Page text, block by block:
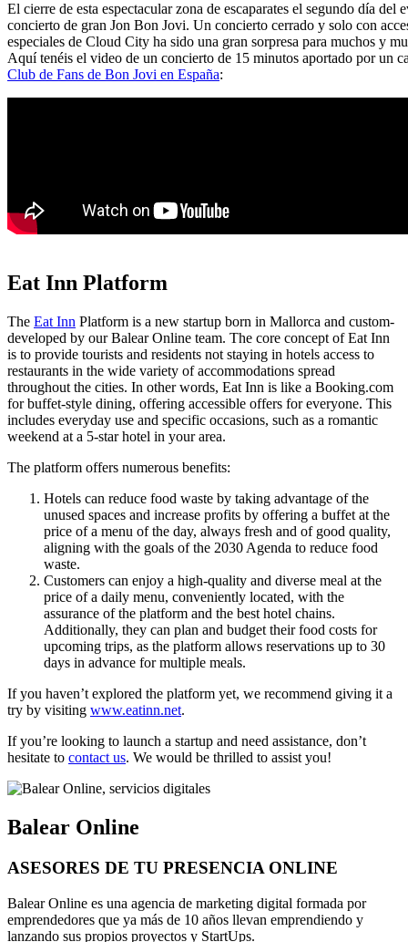
El cierre de esta espectacular zona de escaparates el segundo día del
concierto de gran Jon Bon Jovi. Un concierto cerrado y solo con
especiales de Cloud City ha sido una gran sorpresa para muchos y
Aquí tenéis el video de un concierto de 15 minutos aportado por un
Club de Fans de Bon Jovi en España:
Eat Inn Platform
The Eat Inn Platform is a new startup born in Mallorca and custom-
developed by our Balear Online team. The core concept of Eat Inn
is to provide tourists and residents not staying in hotels access to
restaurants in the wide variety of accommodations spread
throughout the cities. In other words, Eat Inn is like a Booking.com
for buffet-style dining, offering accessible offers for everyone. This
includes everyday use and specific occasions, such as a romantic
weekend at a 5-star hotel in your area.
The platform offers numerous benefits:
Hotels can reduce food waste by taking advantage of the
unused spaces and increase profits by offering a buffet at the
price of a menu of the day, always fresh and of good quality,
aligning with the goals of the 2030 Agenda to reduce food
waste.
Customers can enjoy a high-quality and diverse meal at the
price of a daily menu, conveniently located, with the
assurance of the platform and the best hotel chains.
Additionally, they can plan and budget their food costs for
upcoming trips, as the platform allows reservations up to 30
days in advance for multiple meals.
If you haven’t explored the platform yet, we recommend giving it a
try by visiting www.eatinn.net.
If you’re looking to launch a startup and need assistance, don’t
hesitate to contact us. We would be thrilled to assist you!
Balear Online
ASESORES DE TU PRESENCIA ONLINE
Balear Online es una agencia de marketing digital formada por
emprendedores que ya más de 10 años llevan emprendiendo y
lanzando sus propios proyectos y StartUps.